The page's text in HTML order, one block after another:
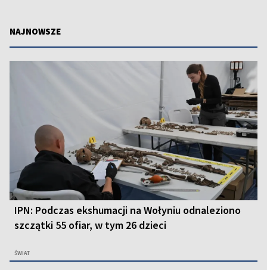
NAJNOWSZE
IPN: Podczas ekshumacji na Wołyniu odnaleziono
szczątki 55 ofiar, w tym 26 dzieci
ŚWIAT